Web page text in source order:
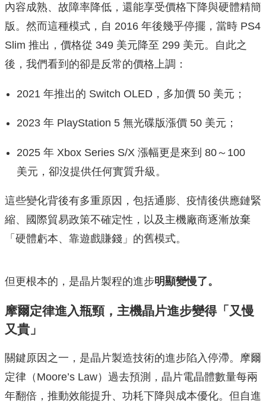
內容成熟、故障率降低，還能享受價格下降與硬體精簡
版。然而這種模式，自 2016 年後幾乎停擺，當時 PS4
Slim 推出，價格從 349 美元降至 299 美元。自此之
後，我們看到的卻是反常的價格上調：
2021 年推出的 Switch OLED，多加價 50 美元；
2023 年 PlayStation 5 無光碟版漲價 50 美元；
2025 年 Xbox Series S/X 漲幅更是來到 80～100
美元，卻沒提供任何實質升級。
這些變化背後有多重原因，包括通膨、疫情後供應鏈緊
縮、國際貿易政策不確定性，以及主機廠商逐漸放棄
「硬體虧本、靠遊戲賺錢」的舊模式。
但更根本的，是晶片製程的進步明顯變慢了。
摩爾定律進入瓶頸，主機晶片進步變得「又慢
又貴」
關鍵原因之一，是晶片製造技術的進步陷入停滯。摩爾
定律（Moore’s Law）過去預測，晶片電晶體數量每兩
年翻倍，推動效能提升、功耗下降與成本優化。但自進